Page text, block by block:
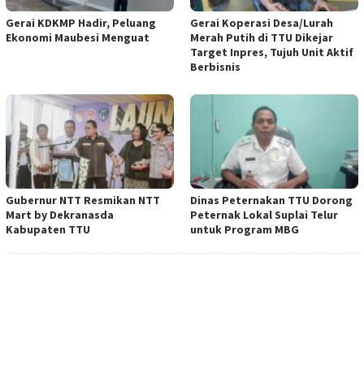
Gerai KDKMP Hadir, Peluang
Ekonomi Maubesi Menguat
Gerai Koperasi Desa/Lurah
Merah Putih di TTU Dikejar
Target Inpres, Tujuh Unit Aktif
Berbisnis
Gubernur NTT Resmikan NTT
Mart by Dekranasda
Kabupaten TTU
Dinas Peternakan TTU Dorong
Peternak Lokal Suplai Telur
untuk Program MBG